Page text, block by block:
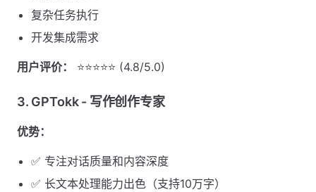
复杂任务执行
开发集成需求
用户评价： ⭐⭐⭐⭐⭐ (4.8/5.0)
3. GPTokk - 写作创作专家
优势：
✅ 专注对话质量和内容深度
✅ 长文本处理能力出色（支持10万字）